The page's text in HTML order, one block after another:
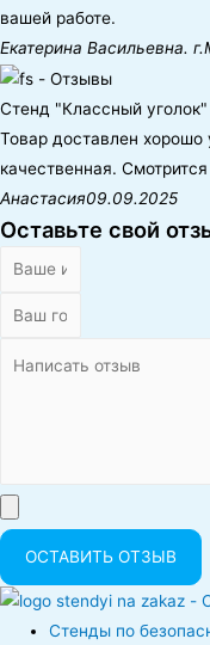
вашей работе.
Екатерина Васильевна.
Стенд "Классный уголок"
Товар доставлен хорошо
качественная. Смотрится
Анастасия09.09.2025
Оставьте свой
ОСТАВИТЬ ОТЗЫВ
Стенды по